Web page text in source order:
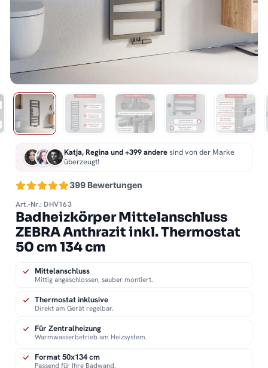
399 Bewertungen
Katja, Regina und +399 anderesind von der Marke
überzeugt!
Art.-Nr.: DHV163
Badheizkörper Mittelanschluss
ZEBRA Anthrazit inkl. Thermostat
50 cm 134 cm
Mittelanschluss
Mittig angeschlossen, sauber montiert.
Thermostat inklusive
Direkt am Gerät regelbar.
Für Zentralheizung
Warmwasserbetrieb am Heizsystem.
Format 50x134 cm
Passend für Ihre Badwand.